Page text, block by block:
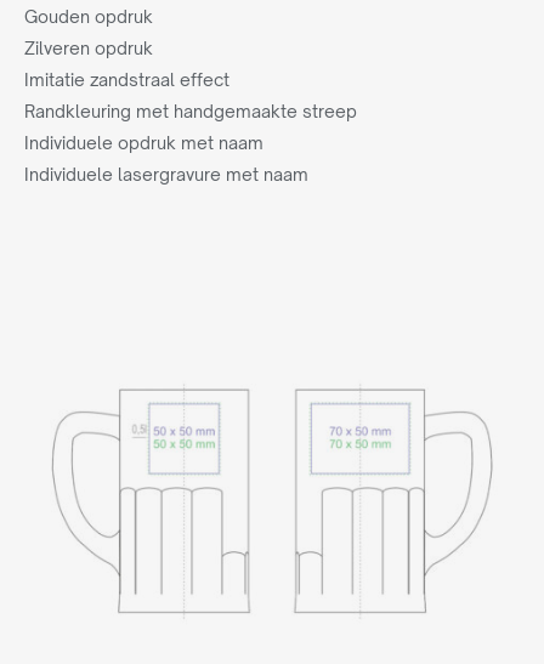
Gouden opdruk
Zilveren opdruk
Imitatie zandstraal effect
Randkleuring met handgemaakte streep
Individuele opdruk met naam
Individuele lasergravure met naam